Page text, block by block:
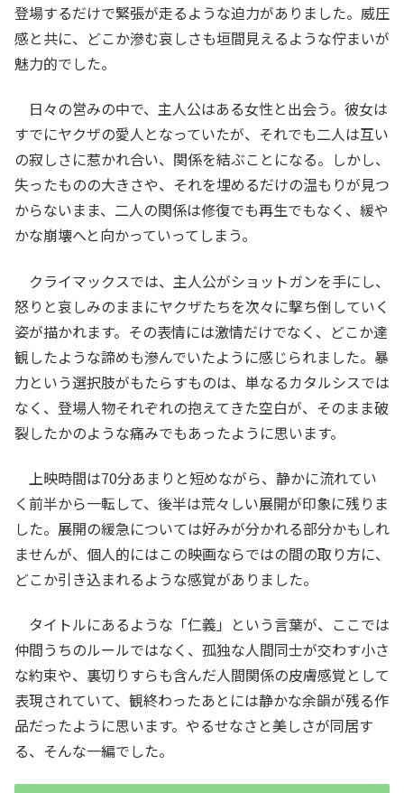
登場するだけで緊張が走るような迫力がありました。威圧
感と共に、どこか滲む哀しさも垣間見えるような佇まいが
魅力的でした。
日々の営みの中で、主人公はある女性と出会う。彼女は
すでにヤクザの愛人となっていたが、それでも二人は互い
の寂しさに惹かれ合い、関係を結ぶことになる。しかし、
失ったものの大きさや、それを埋めるだけの温もりが見つ
からないまま、二人の関係は修復でも再生でもなく、緩や
かな崩壊へと向かっていってしまう。
クライマックスでは、主人公がショットガンを手にし、
怒りと哀しみのままにヤクザたちを次々に撃ち倒していく
姿が描かれます。その表情には激情だけでなく、どこか達
観したような諦めも滲んでいたように感じられました。暴
力という選択肢がもたらすものは、単なるカタルシスでは
なく、登場人物それぞれの抱えてきた空白が、そのまま破
裂したかのような痛みでもあったように思います。
上映時間は70分あまりと短めながら、静かに流れてい
く前半から一転して、後半は荒々しい展開が印象に残りま
した。展開の緩急については好みが分かれる部分かもしれ
ませんが、個人的にはこの映画ならではの間の取り方に、
どこか引き込まれるような感覚がありました。
タイトルにあるような「仁義」という言葉が、ここでは
仲間うちのルールではなく、孤独な人間同士が交わす小さ
な約束や、裏切りすらも含んだ人間関係の皮膚感覚として
表現されていて、観終わったあとには静かな余韻が残る作
品だったように思います。やるせなさと美しさが同居す
る、そんな一編でした。